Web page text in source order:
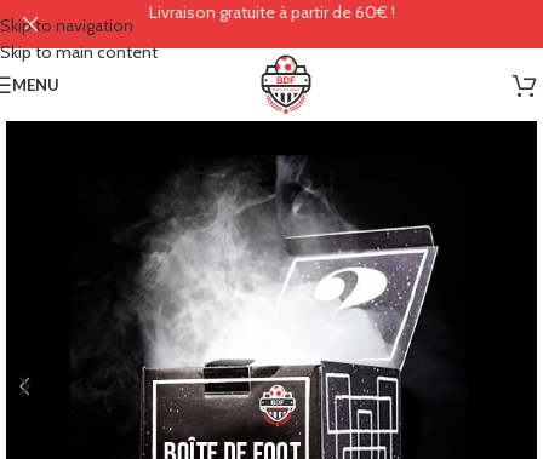
Skip to navigation
Skip to main content
Livraison gratuite à partir de 60€ !
MENU